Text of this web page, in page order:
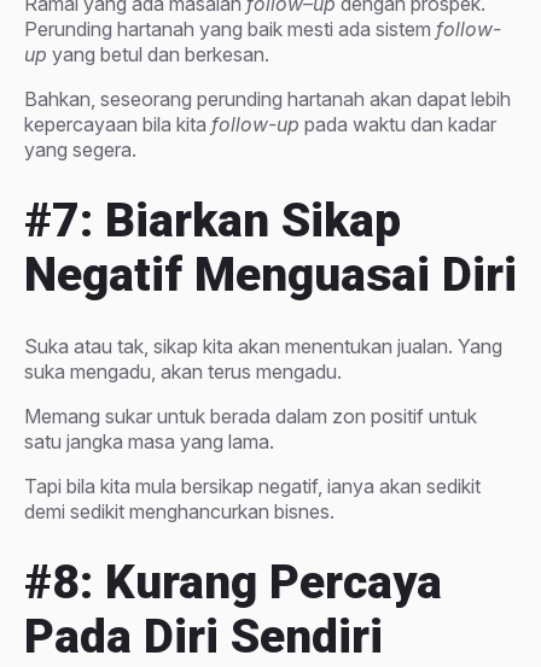
Perunding hartanah yang baik mesti ada sistem follow-
up yang betul dan berkesan.
Bahkan, seseorang perunding hartanah akan dapat lebih
kepercayaan bila kita follow-up pada waktu dan kadar
yang segera.
#7: Biarkan Sikap
Negatif Menguasai Diri
Suka atau tak, sikap kita akan menentukan jualan. Yang
suka mengadu, akan terus mengadu.
Memang sukar untuk berada dalam zon positif untuk
satu jangka masa yang lama.
Tapi bila kita mula bersikap negatif, ianya akan sedikit
demi sedikit menghancurkan bisnes.
#8: Kurang Percaya
Pada Diri Sendiri